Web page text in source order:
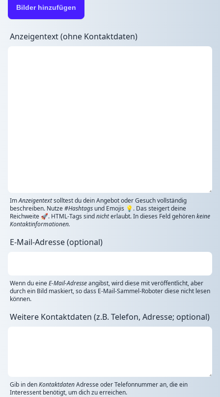
Bilder hinzufügen
Anzeigentext (ohne Kontaktdaten)
ImAnzeigentextsolltest du dein Angebot oder Gesuch vollständig
beschreiben. Nutze#Hashtags und Emojis 💡. Das steigert deine
Reichweite 🚀. HTML-Tags sindnichterlaubt. In dieses Feld gehörenkeine
Kontaktinformationen.
E-Mail-Adresse (optional)
Wenn du eineE-Mail-Adresseangibst, wird diese mit veröffentlicht, aber
durch ein Bild maskiert, so dass E-Mail-Sammel-Roboter diese nicht lesen
können.
Weitere Kontaktdaten (z.B. Telefon, Adresse; optional)
Gib in denKontaktdatenAdresse oder Telefonnummer an, die ein
Interessent benötigt, um dich zu erreichen.